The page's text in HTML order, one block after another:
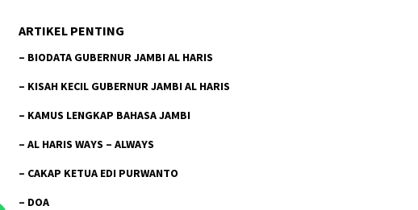
ARTIKEL PENTING
– BIODATA GUBERNUR JAMBI AL HARIS
– KISAH KECIL GUBERNUR JAMBI AL HARIS
– KAMUS LENGKAP BAHASA JAMBI
–AL HARIS WAYS – ALWAYS
– CAKAP KETUA EDI PURWANTO
– DOA